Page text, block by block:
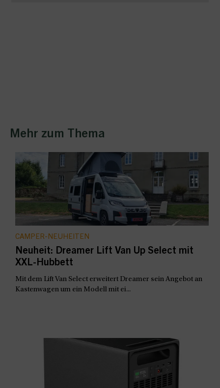
Mehr zum Thema
CAMPER-NEUHEITEN
Neuheit: Dreamer Lift Van Up Select mit
XXL-Hubbett
Mit dem Lift Van Select erweitert Dreamer sein Angebot an
Kastenwagen um ein Modell mit ei...